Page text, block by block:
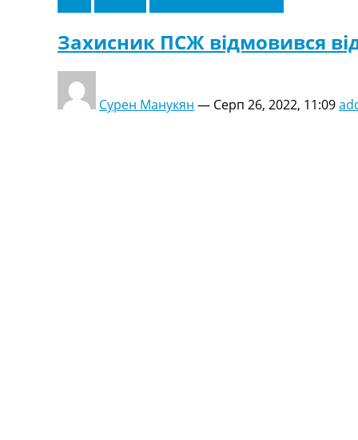
Захисник ПСЖ відмовився
Сурен Манукян — Серп 26, 2022, 11:09